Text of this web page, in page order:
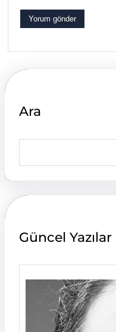
Ara
a
h
Güncel Yazılar